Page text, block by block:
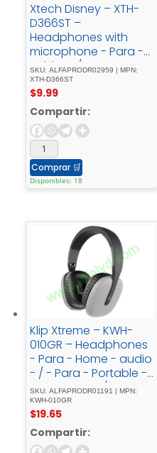
Xtech Disney – XTH-
D366ST –
Headphones with
microphone - Para -
Tablet - / - Para -
Phone - / - Para -
Portable -
electronicsWirelessStit
ch
SKU: ALFAPRODR02959 | MPN:
XTH-D366ST
$9.99
Compartir:
Comprar 🛒
Disponibles: 18
Klip Xtreme – KWH-
010GR – Headphones
- Para - Home - audio
- / - Para - Portable -
electronics - / - Para -
Professional - audio -
/ - Para - Cellular -
phoneWireless25HrsGr
ayBT
SKU: ALFAPRODR01191 | MPN:
KWH-010GR
$19.65
Compartir: